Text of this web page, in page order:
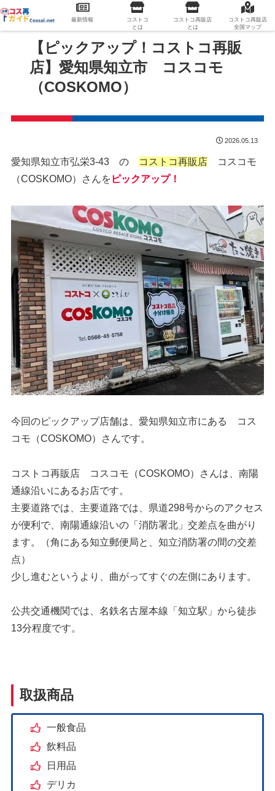
【ピックアップ！コストコ再販
店】愛知県知立市 コスコモ
（COSKOMO）
2026.05.13
愛知県知立市弘栄3-43 の コストコ再販店 コスコモ
（COSKOMO）さんを ピックアップ！
今回のピックアップ店舗は、愛知県知立市にある コス
コモ（COSKOMO）さんです。
コストコ再販店 コスコモ（COSKOMO）さんは、南陽
通線沿いにあるお店です。
主要道路では、主要道路では、県道298号からのアクセス
が便利で、南陽通線沿いの「消防署北」交差点を曲がり
ます。（角にある知立郵便局と、知立消防署の間の交差
点）
少し進むというより、曲がってすぐの左側にあります。
公共交通機関では、名鉄名古屋本線「知立駅」から徒歩
13分程度です。
取扱商品
一般食品
飲料品
日用品
デリカ
最新情報
コストコ
とは
コストコ再販店
とは
コストコ再販店
全国マップ